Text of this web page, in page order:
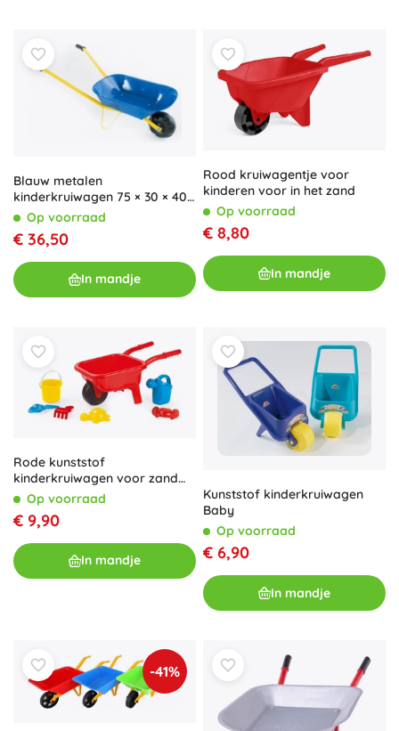
Blauw metalen
kinderkruiwagen 75 × 30 × 40
cmOp voorraad
€ 36,50
In mandje
Rood kruiwagentje voor
kinderen voor in het zand
Op voorraad
€ 8,80
In mandje
Rode kunststof
kinderkruiwagen voor zand
met set van 7 stuks
Op voorraad
€ 9,90
In mandje
Kunststof kinderkruiwagen
Baby
Op voorraad
€ 6,90
In mandje
-41%